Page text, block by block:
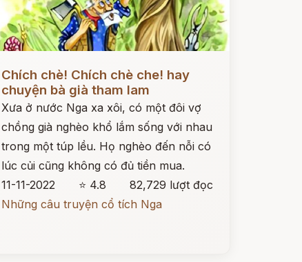
Chích chè! Chích chè che! hay
chuyện bà già tham lam
Xưa ở nước Nga xa xôi, có một đôi vợ
chồng già nghèo khổ lắm sống với nhau
trong một túp lều. Họ nghèo đến nỗi có
lúc củi cũng không có đủ tiền mua.
11-11-2022
⭐ 4.8
82,729 lượt đọc
Những câu truyện cổ tích Nga